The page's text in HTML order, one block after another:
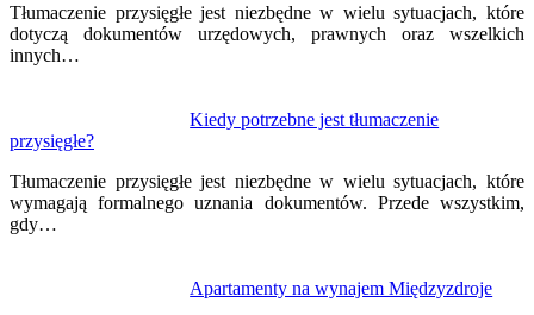
Tłumaczenie przysięgłe jest niezbędne w wielu sytuacjach, które
dotyczą dokumentów urzędowych, prawnych oraz wszelkich
innych…
Kiedy potrzebne jest tłumaczenie
przysięgłe?
Tłumaczenie przysięgłe jest niezbędne w wielu sytuacjach, które
wymagają formalnego uznania dokumentów. Przede wszystkim,
gdy…
Apartamenty na wynajem Międzyzdroje